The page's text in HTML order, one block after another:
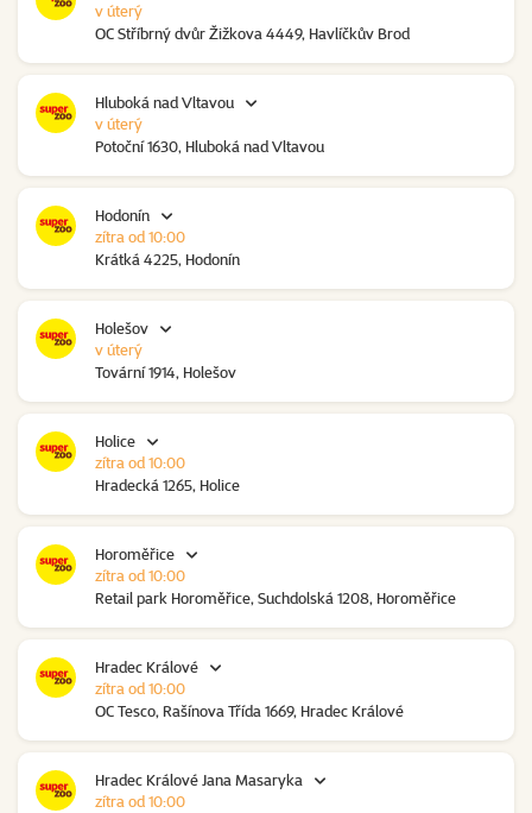
OC Stříbrný dvůr Žižkova 4449, Havlíčkův Brod
v úterý
Hluboká nad Vltavou
Potoční 1630, Hluboká nad Vltavou
v úterý
Hodonín
Krátká 4225, Hodonín
zítra od 10:00
Holešov
Tovární 1914, Holešov
v úterý
Holice
Hradecká 1265, Holice
zítra od 10:00
Horoměřice
Retail park Horoměřice, Suchdolská 1208, Horoměřice
zítra od 10:00
Hradec Králové
OC Tesco, Rašínova Třída 1669, Hradec Králové
zítra od 10:00
Hradec Králové Jana Masaryka
zítra od 10:00